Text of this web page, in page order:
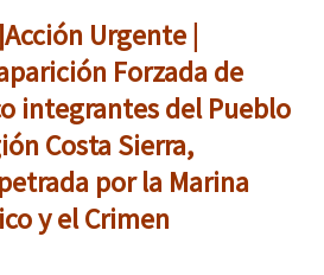
Urgente |
Forzada de
integrantes del Pueblo
Costa Sierra,
por la Marina
y el Crimen